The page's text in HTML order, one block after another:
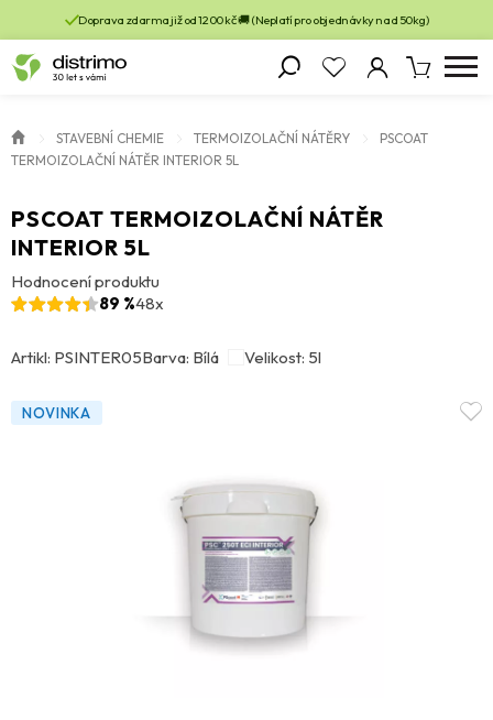
Doprava zdarma již od 1200 kč 🚚 (Neplatí pro objednávky nad 50kg)
STAVEBNÍ CHEMIE TERMOIZOLAČNÍ NÁTĚRY
PSCOAT
TERMOIZOLAČNÍ NÁTĚR INTERIOR 5L
PSCOAT TERMOIZOLAČNÍ NÁTĚR
INTERIOR 5L
Hodnocení produktu
89 %48x
Artikl: PSINTER05Barva: Bílá Velikost: 5l
NOVINKA